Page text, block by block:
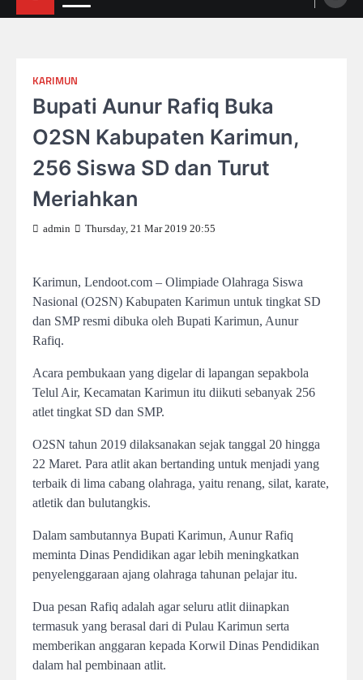
KARIMUN
Bupati Aunur Rafiq Buka
O2SN Kabupaten Karimun,
256 Siswa SD dan Turut
Meriahkan
admin Thursday, 21 Mar 2019 20:55
Karimun, Lendoot.com – Olimpiade Olahraga Siswa
Nasional (O2SN) Kabupaten Karimun untuk tingkat SD
dan SMP resmi dibuka oleh Bupati Karimun, Aunur
Rafiq.
Acara pembukaan yang digelar di lapangan sepakbola
Telul Air, Kecamatan Karimun itu diikuti sebanyak 256
atlet tingkat SD dan SMP.
O2SN tahun 2019 dilaksanakan sejak tanggal 20 hingga
22 Maret. Para atlit akan bertanding untuk menjadi yang
terbaik di lima cabang olahraga, yaitu renang, silat, karate,
atletik dan bulutangkis.
Dalam sambutannya Bupati Karimun, Aunur Rafiq
meminta Dinas Pendidikan agar lebih meningkatkan
penyelenggaraan ajang olahraga tahunan pelajar itu.
Dua pesan Rafiq adalah agar seluru atlit diinapkan
termasuk yang berasal dari di Pulau Karimun serta
memberikan anggaran kepada Korwil Dinas Pendidikan
dalam hal pembinaan atlit.